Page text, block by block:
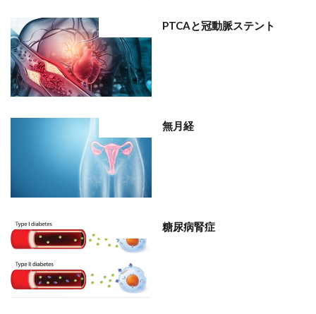
PTCAと冠動脈ステント
無月経
糖尿病腎症